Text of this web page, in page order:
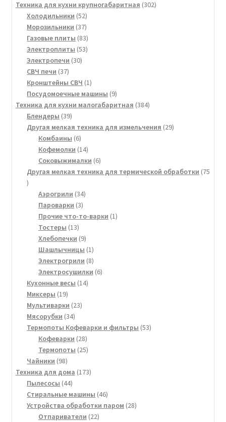
товаров
Техника для кухни крупногабаритная 302302
Холодильники 5252
товара
Морозильники 3737
товаров
Газовые плиты 8383
товара
Электроплиты 5353
Электропечи 3030
СВЧ печи 3737
товаров
Кронштейны СВЧ 11
товар
Посудомоечные машины 99
товаров
Техника для кухни малогабаритная 384384
Блендеры 3939
товаров
Другая мелкая техника для измельчения 2929
Комбаины 66
товаров
Кофемолки 1414
товаров
Соковыжималки 66
товаров
Другая мелкая техника для термической обработки 75
75
товаров
Аэрогрили 3434
Пароварки 33
товара
Прочие что-то-варки 11
Тостеры 1313
товаров
Хлебопечки 99
товаров
Шашлычницы 11
товар
Электрогрили 88
товаров
Электросушилки 66
Кухонные весы 1414
Миксеры 1919
товаров
Мультиварки 2323
Мясорубки 3434
товара
Термопоты Кофеварки и фильтры 5353
Кофеварки 2828
товаров
Термопоты 2525
Чайники 9898
товаров
Техника для дома 173173
Пылесосы 4444
товара
Стиральные машины 4646
товаров
Устройства обработки паром 2828
Отпариватели 2222